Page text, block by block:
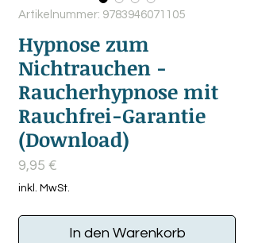
Artikelnummer: 9783946071105
Hypnose zum
Nichtrauchen -
Raucherhypnose mit
Rauchfrei-Garantie
(Download)
9,95 €
inkl. MwSt.
In den Warenkorb